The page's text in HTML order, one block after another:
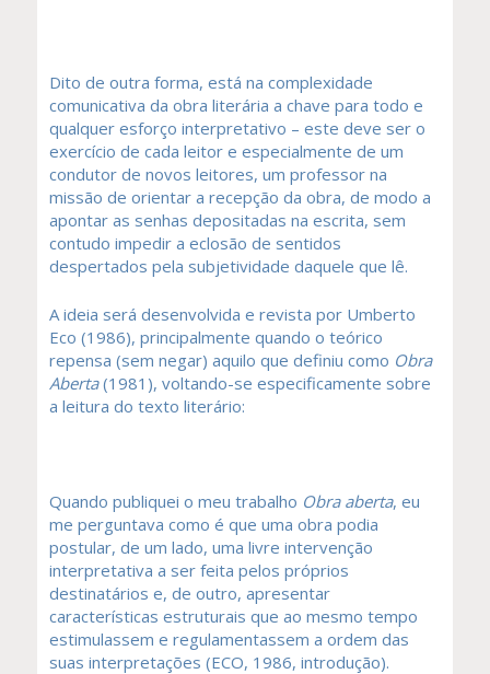
Dito de outra forma, está na complexidade
comunicativa da obra literária a chave para todo e
qualquer esforço interpretativo – este deve ser o
exercício de cada leitor e especialmente de um
condutor de novos leitores, um professor na
missão de orientar a recepção da obra, de modo a
apontar as senhas depositadas na escrita, sem
contudo impedir a eclosão de sentidos
despertados pela subjetividade daquele que lê.
A ideia será desenvolvida e revista por Umberto
Eco (1986), principalmente quando o teórico
repensa (sem negar) aquilo que definiu como Obra
Aberta(1981), voltando-se especificamente sobre
a leitura do texto literário:
Quando publiquei o meu trabalho Obra aberta, eu
me perguntava como é que uma obra podia
postular, de um lado, uma livre intervenção
interpretativa a ser feita pelos próprios
destinatários e, de outro, apresentar
características estruturais que ao mesmo tempo
estimulassem e regulamentassem a ordem das
suas interpretações (ECO, 1986, introdução).